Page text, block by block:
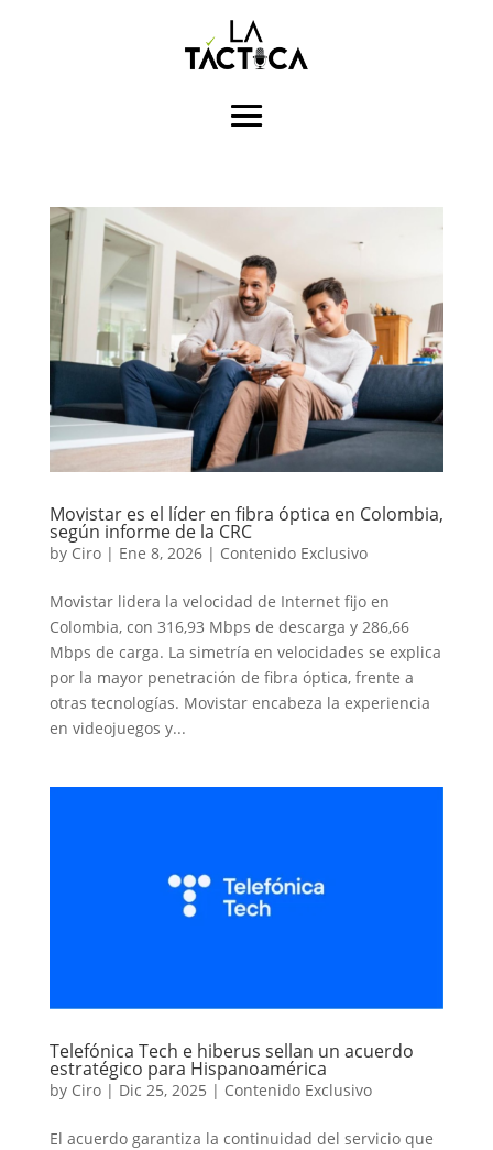
Movistar es el líder en fibra óptica en Colombia,
según informe de la CRC
by Ciro| Ene 8, 2026| Contenido Exclusivo
Movistar lidera la velocidad de Internet fijo en
Colombia, con 316,93 Mbps de descarga y 286,66
Mbps de carga. La simetría en velocidades se explica
por la mayor penetración de fibra óptica, frente a
otras tecnologías. Movistar encabeza la experiencia
en videojuegos y...
Telefónica Tech e hiberus sellan un acuerdo
estratégico para Hispanoamérica
by Ciro| Dic 25, 2025 | Contenido Exclusivo
El acuerdo garantiza la continuidad del servicio que